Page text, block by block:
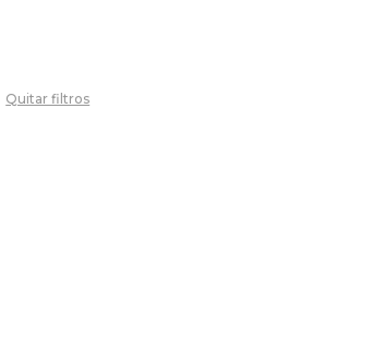
Quitar filtros